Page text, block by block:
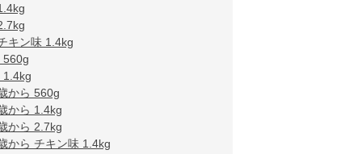
キン味 1.4kg
560g
1.4kg
から 560g
から 1.4kg
から 2.7kg
から チキン味 1.4kg